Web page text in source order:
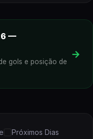
—
gols e posição de
→
Próximos Dias